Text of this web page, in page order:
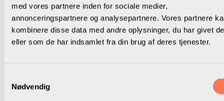
med vores partnere inden for sociale medier,
annonceringspartnere og analysepartnere. Vores partnere
kombinere disse data med andre oplysninger, du har givet
eller som de har indsamlet fra din brug af deres tjenester.
Nødvendig
Fase 3 — Punkt 9
Har I sikret en god, løbende dialogkultur i
lokalforeningen?
parterne omkring skolen drøfter og kvalificerer holdninger